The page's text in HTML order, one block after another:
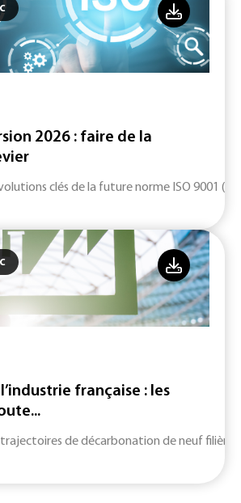
2026 : faire de la
clés de la future norme ISO 9001
française : les
de décarbonation de neuf